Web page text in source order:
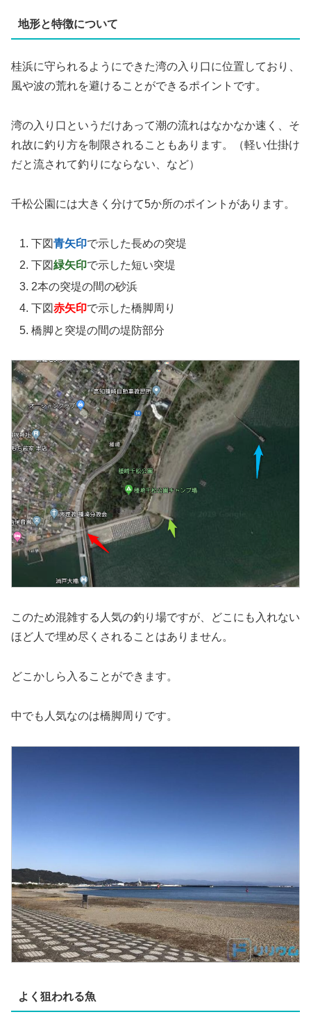
地形と特徴について
桂浜に守られるようにできた湾の入り口に位置しており、
風や波の荒れを避けることができるポイントです。
湾の入り口というだけあって潮の流れはなかなか速く、そ
れ故に釣り方を制限されることもあります。（軽い仕掛け
だと流されて釣りにならない、など）
千松公園には大きく分けて5か所のポイントがあります。
下図青矢印で示した長めの突堤
下図緑矢印で示した短い突堤
2本の突堤の間の砂浜
下図赤矢印で示した橋脚周り
橋脚と突堤の間の堤防部分
このため混雑する人気の釣り場ですが、どこにも入れない
ほど人で埋め尽くされることはありません。
どこかしら入ることができます。
中でも人気なのは橋脚周りです。
よく狙われる魚